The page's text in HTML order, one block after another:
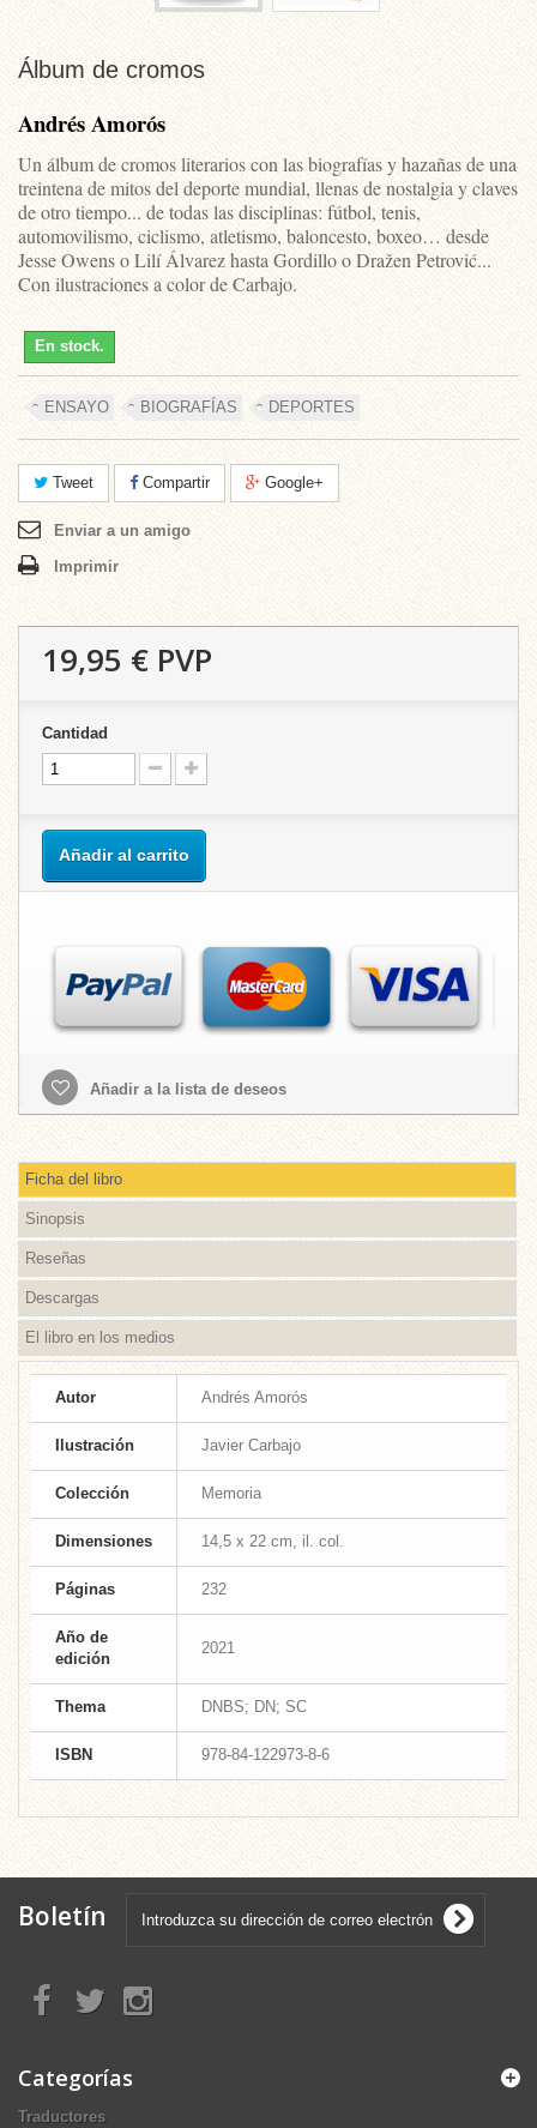
Álbum de cromos
Andrés Amorós
Un álbum de cromos literarios con las biografías y hazañas de una
treintena de mitos del deporte mundial, llenas de nostalgia y claves
de otro tiempo... de todas las disciplinas: fútbol, tenis,
automovilismo, ciclismo, atletismo, baloncesto, boxeo… desde
Jesse Owens o Lilí Álvarez hasta Gordillo o Dražen Petrović...
Con ilustraciones a color de Carbajo.
En stock.
ENSAYO BIOGRAFÍAS DEPORTES
Tweet Compartir Google+
Enviar a un amigo
Imprimir
19,95 € PVP
Cantidad
Añadir al carrito
Añadir a la lista de deseos
Ficha del libro
Sinopsis
Reseñas
Descargas
El libro en los medios
Autor Andrés Amorós
Ilustración Javier Carbajo
Colección Memoria
Dimensiones 14,5 x 22 cm, il. col.
Páginas 232
Año de
edición
2021
Thema DNBS; DN; SC
ISBN 978-84-122973-8-6
Boletín
Categorías
Traductores